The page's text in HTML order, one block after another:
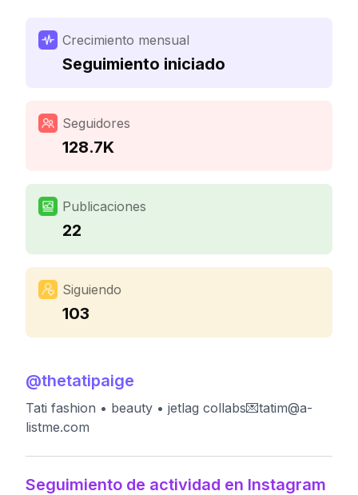
Crecimiento mensual
Seguimiento iniciado
Seguidores
128.7K
Publicaciones
22
Siguiendo
103
@thetatipaige
Tati fashion • beauty • jetlag collabs💌tatim@a-
listme.com
Seguimiento de actividad en Instagram